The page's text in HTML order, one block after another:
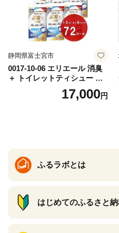
静岡県富士宮市
0017-10-06 エリエール 消臭
＋ トイレットティシュー し
っかり香るフレッシュクリア
の香り ダブル 12ロール×6パ
17,000円
ふるラボとは
はじめてのふるさと